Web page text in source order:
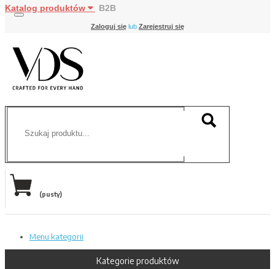
Katalog produktów B2B
Zaloguj się lub Zarejestruj się
(pusty)
Menu kategorii
Kategorie produktów